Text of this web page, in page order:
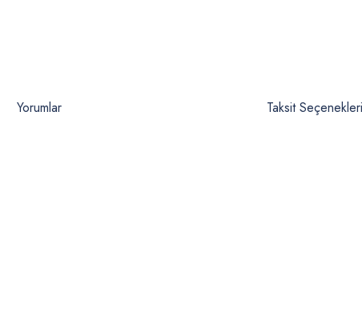
Yorumlar Taksit Seçenekleri